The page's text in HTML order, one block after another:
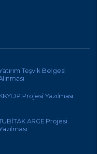
Teşvik Belgesi
Projesi Yazılması
ARGE Projesi